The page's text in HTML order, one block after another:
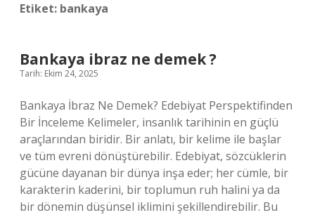
Etiket: bankaya
Bankaya ibraz ne demek ?
Tarih: Ekim 24, 2025
Bankaya İbraz Ne Demek? Edebiyat Perspektifinden
Bir İnceleme Kelimeler, insanlık tarihinin en güçlü
araçlarından biridir. Bir anlatı, bir kelime ile başlar
ve tüm evreni dönüştürebilir. Edebiyat, sözcüklerin
gücüne dayanan bir dünya inşa eder; her cümle, bir
karakterin kaderini, bir toplumun ruh halini ya da
bir dönemin düşünsel iklimini şekillendirebilir. Bu